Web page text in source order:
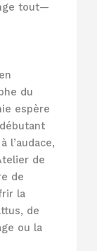
tout—
du
espère
l’audace,
de
de
la
de
ou la